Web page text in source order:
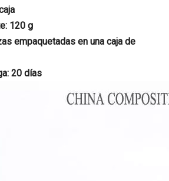
120 g
empaquetadas en una caja de
20 días